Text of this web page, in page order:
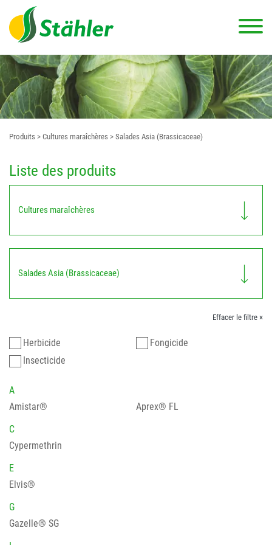
Produits > Cultures maraîchères > Salades Asia (Brassicaceae)
Liste des produits
Cultures maraîchères
Salades Asia (Brassicaceae)
Effacer le filtre ×
Herbicide
Fongicide
Insecticide
A
Amistar®
Aprex® FL
C
Cypermethrin
E
Elvis®
G
Gazelle® SG